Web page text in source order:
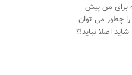
برای من پیش
چطور می توان
اصلا نباید!؟